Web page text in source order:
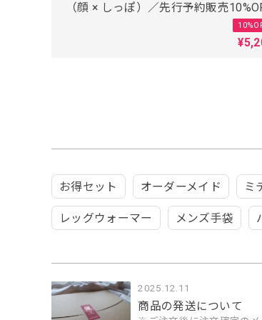
2025.12.11
商品の発送について
（顔 × しっぽ）／先行予約販売
／東かがわの手袋職人がつくった
お得セット オーダーメイド ミ
レッグウォーマー メンズ手袋